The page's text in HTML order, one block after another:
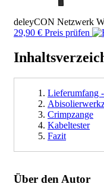
deleyCON Netzwerk
29,90 € Preis prüfen
Lieferumfang
Crimpzange
Kabeltester
Fazit
Über den Autor